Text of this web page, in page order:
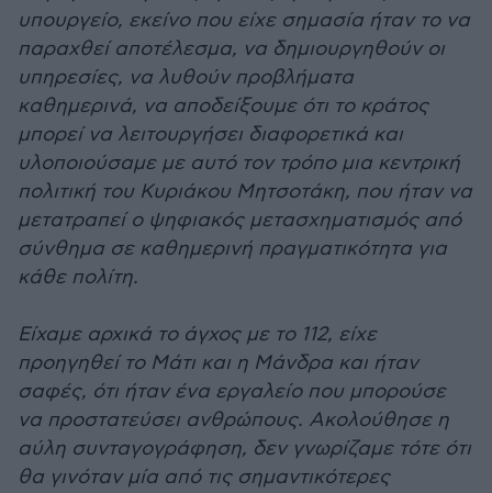
υπουργείο, εκείνο που είχε σημασία ήταν το να
παραχθεί αποτέλεσμα, να δημιουργηθούν οι
υπηρεσίες, να λυθούν προβλήματα
καθημερινά, να αποδείξουμε ότι το κράτος
μπορεί να λειτουργήσει διαφορετικά και
υλοποιούσαμε με αυτό τον τρόπο μια κεντρική
πολιτική του Κυριάκου Μητσοτάκη, που ήταν να
μετατραπεί ο ψηφιακός μετασχηματισμός από
σύνθημα σε καθημερινή πραγματικότητα για
κάθε πολίτη.
Είχαμε αρχικά το άγχος με το 112, είχε
προηγηθεί το Μάτι και η Μάνδρα και ήταν
σαφές, ότι ήταν ένα εργαλείο που μπορούσε
να προστατεύσει ανθρώπους. Ακολούθησε η
αύλη συνταγογράφηση, δεν γνωρίζαμε τότε ότι
θα γινόταν μία από τις σημαντικότερες